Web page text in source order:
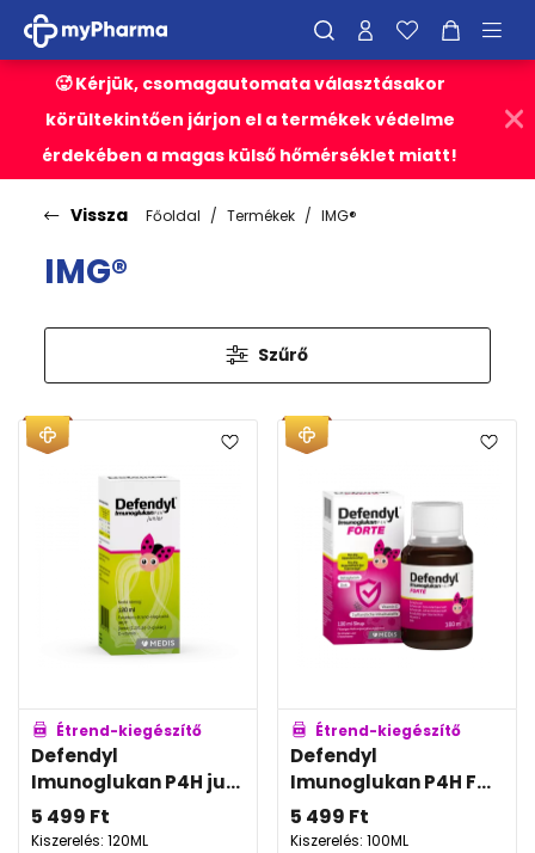
🥵 Kérjük, csomagautomata választásakor
körültekintően járjon el a termékek védelme
érdekében a magas külső hőmérséklet miatt!
Vissza Főoldal Termékek IMG®
IMG®
Szűrő
Étrend-kiegészítő
Defendyl
Imunoglukan P4H ju...
5 499 Ft
Kiszerelés: 120ML
Étrend-kiegészítő
Defendyl
Imunoglukan P4H F...
5 499 Ft
Kiszerelés: 100ML